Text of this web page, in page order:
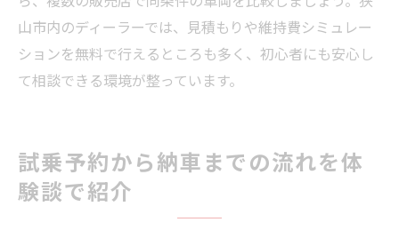
山市内のディーラーでは、見積もりや維持費シミュレー
ションを無料で行えるところも多く、初心者にも安心し
て相談できる環境が整っています。
試乗予約から納車までの流れを体
験談で紹介